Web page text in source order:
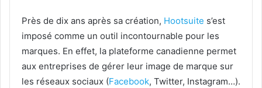
Près de dix ans après sa création, Hootsuite s’est
imposé comme un outil incontournable pour les
marques. En effet, la plateforme canadienne permet
aux entreprises de gérer leur image de marque sur
les réseaux sociaux (Facebook, Twitter, Instagram…).